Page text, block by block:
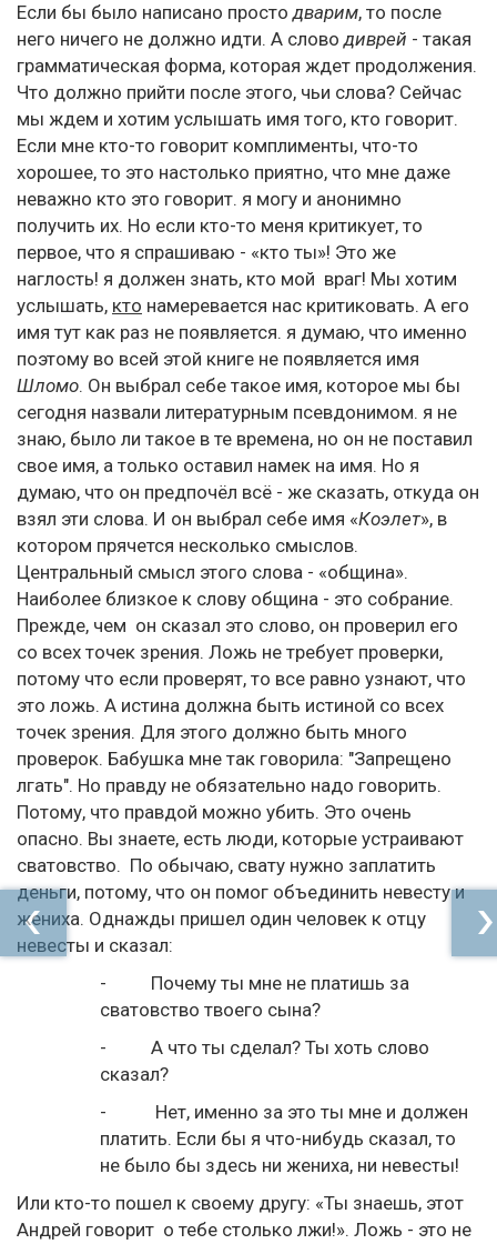
Если бы было написано простодварим, то после
него ничего не должно идти. А словодиврей - такая
грамматическая форма, которая ждет продолжения.
Что должно прийти после этого, чьи слова? Сейчас
мы ждем и хотим услышать имя того, кто говорит.
Если мне кто-то говорит комплименты, что-то
хорошее, то это настолько приятно, что мне даже
неважно кто это говорит. я могу и анонимно
получить их. Но если кто-то меня критикует, то
первое, что я спрашиваю - «кто ты»! Это же
наглость! я должен знать, кто мой враг! Мы хотим
услышать, кто намеревается нас критиковать. А его
имя тут как раз не появляется. я думаю, что именно
поэтому во всей этой книге не появляется имя
Шломо. Он выбрал себе такое имя, которое мы бы
сегодня назвали литературным псевдонимом. я не
знаю, было ли такое в те времена, но он не поставил
свое имя, а только оставил намек на имя. Но я
думаю, что он предпочёл всё - же сказать, откуда он
взял эти слова. И он выбрал себе имя «Коэлет», в
котором прячется несколько смыслов.
Центральный смысл этого слова - «община».
Наиболее близкое к слову община - это собрание.
Прежде, чем он сказал это слово, он проверил его
со всех точек зрения. Ложь не требует проверки,
потому что если проверят, то все равно узнают, что
это ложь. А истина должна быть истиной со всех
точек зрения. Для этого должно быть много
проверок. Бабушка мне так говорила: "Запрещено
лгать". Но правду не обязательно надо говорить.
Потому, что правдой можно убить. Это очень
опасно. Вы знаете, есть люди, которые устраивают
сватовство. По обычаю, свату нужно заплатить
деньги, потому, что он помог объединить невесту и
жениха. Однажды пришел один человек к отцу
невесты и сказал:
- Почему ты мне не платишь за
сватовство твоего сына?
- А что ты сделал? Ты хоть слово
сказал?
- Нет, именно за это ты мне и должен
платить. Если бы я что-нибудь сказал, то
не было бы здесь ни жениха, ни невесты!
Или кто-то пошел к своему другу: «Ты знаешь, этот
Андрей говорит о тебе столько лжи!». Ложь - это не